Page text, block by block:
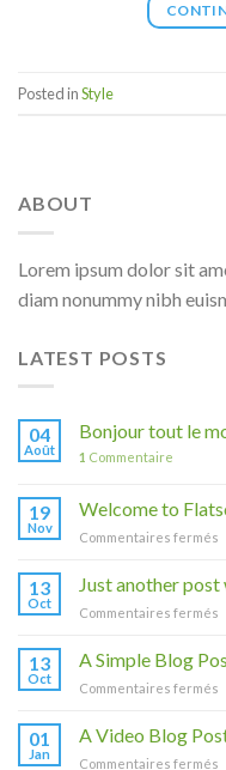
Posted inStyle
ABOUT
Lorem ipsum dolor sit
diam nonummy nibh
LATEST POSTS
04
Août
Bonjour tout le
1 Commentaire
19
Nov
Welcome to
Commentaires fermés
13
Oct
Just another
Commentaires fermés
13
Oct
A Simple Blog
Commentaires fermés
01
Jan
A Video Blog
Commentaires fermés